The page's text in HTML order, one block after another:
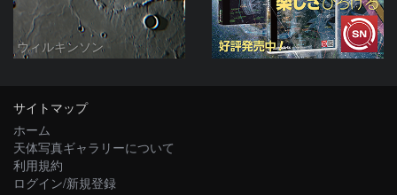
ウィルキンソン
サイトマップ
ホーム
天体写真ギャラリーについて
利用規約
ログイン/新規登録